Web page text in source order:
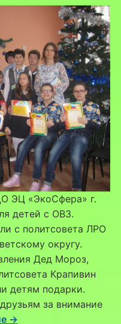
ЭЦ «ЭкоСфера» г.
детей с ОВЗ.
с политсовета ЛРО
округу.
Дед Мороз,
Крапивин
детям подарки.
за внимание
→